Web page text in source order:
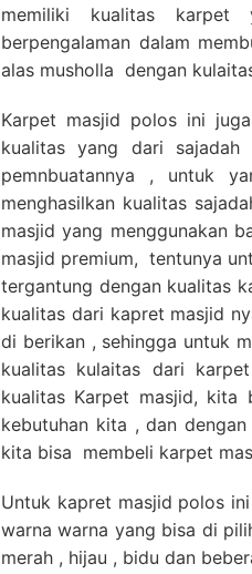
memiliki kualitas
berpengalaman dalam
alas musholla dengan
Karpet masjid polos ini
kualitas yang dari
pemnbuatannya , untuk
menghasilkan kualitas
masjid yang menggunakan
masjid premium, tentunya
tergantung dengan kualitas
kualitas dari kapret masjid
di berikan , sehingga untuk
kualitas kulaitas dari
kualitas Karpet masjid, kita
kebutuhan kita , dan
kita bisa membeli karpet
Untuk kapret masjid polos
warna warna yang bisa di
merah , hijau , bidu dan